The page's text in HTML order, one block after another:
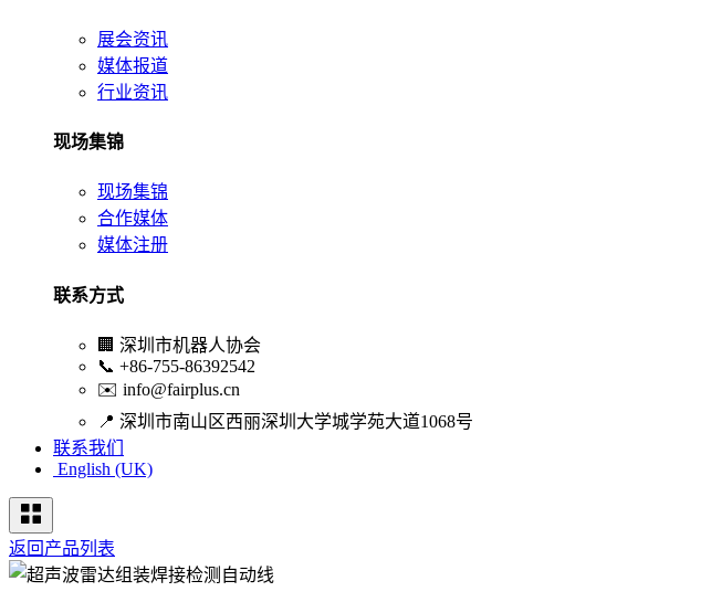
展会资讯
媒体报道
行业资讯
现场集锦
现场集锦
合作媒体
媒体注册
联系方式
🏢 深圳市机器人协会
📞 +86-755-86392542
✉️ info@fairplus.cn
📍 深圳市南山区西丽深圳大学城学苑大道1068号
联系我们
English (UK)
返回产品列表